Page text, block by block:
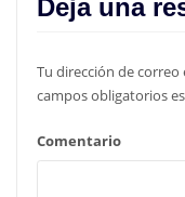
Deja una
Tu dirección de
campos obligatorios
Comentario